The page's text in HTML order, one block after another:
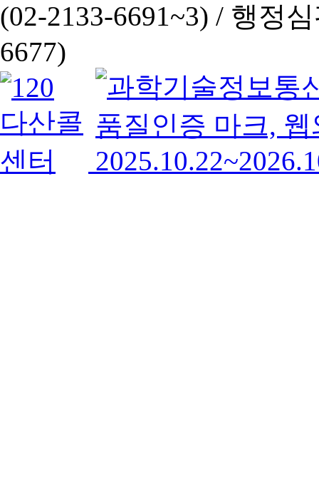
(02-2133-6691~3) / 행정심
6677)